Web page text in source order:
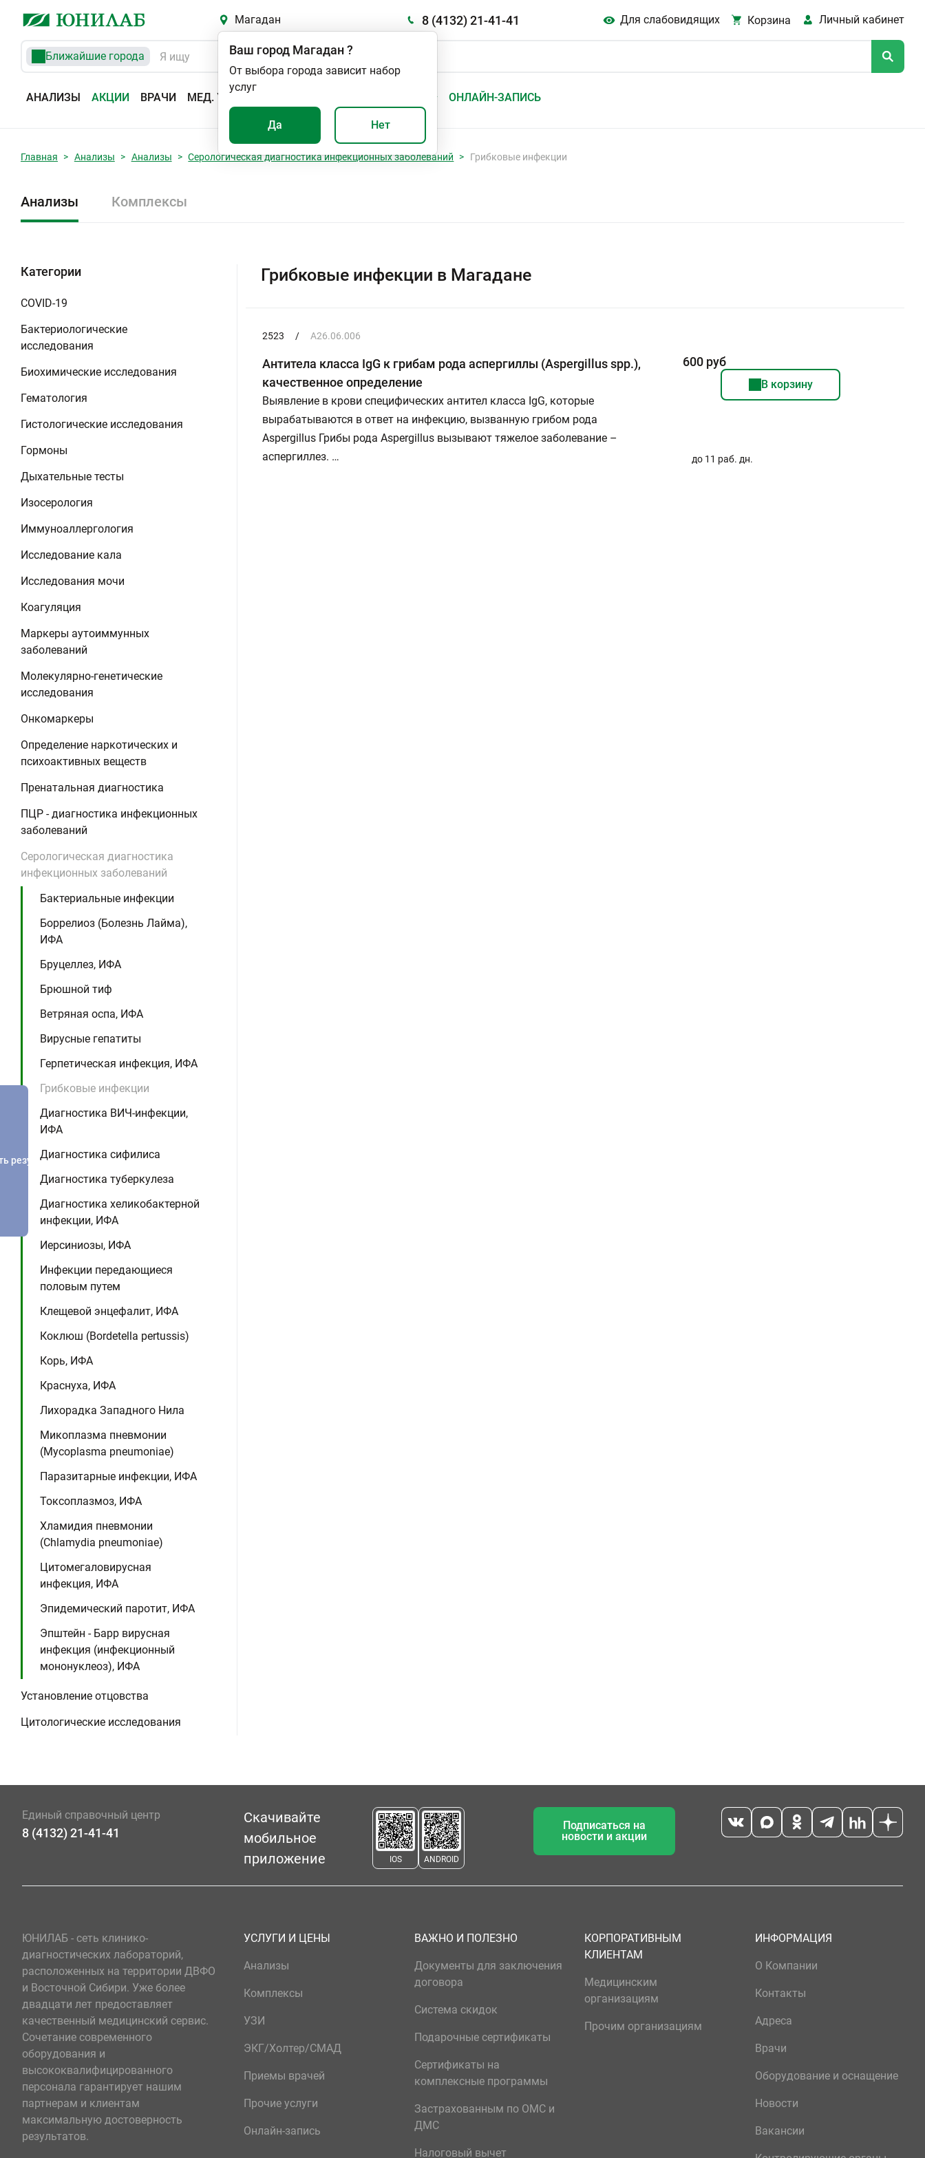
Магадан 8 (4132) 21-41-41 Для слабовидящих Корзина Личный кабинет
Ближайшие города
АНАЛИЗЫ АКЦИИ ВРАЧИ МЕД. УСЛУГИ ОНЛАЙН-ЗАПИСЬ
Ваш город Магадан?
От выбора города зависит набор
услуг
Да Нет
Главная Анализы Анализы Серологическая диагностика инфекционных заболеваний Грибковые инфекции
Анализы Комплексы
Категории
COVID-19
Бактериологические
исследования
Биохимические исследования
Гематология
Гистологические исследования
Гормоны
Дыхательные тесты
Изосерология
Иммуноаллергология
Исследование кала
Исследования мочи
Коагуляция
Маркеры аутоиммунных
заболеваний
Молекулярно-генетические
исследования
Онкомаркеры
Определение наркотических и
психоактивных веществ
Пренатальная диагностика
ПЦР - диагностика инфекционных
заболеваний
Серологическая диагностика
инфекционных заболеваний
Бактериальные инфекции
Боррелиоз (Болезнь Лайма),
ИФА
Бруцеллез, ИФА
Брюшной тиф
Ветряная оспа, ИФА
Вирусные гепатиты
Герпетическая инфекция, ИФА
Грибковые инфекции
Диагностика ВИЧ-инфекции,
ИФА
Диагностика сифилиса
Диагностика туберкулеза
Диагностика хеликобактерной
инфекции, ИФА
Иерсиниозы, ИФА
Инфекции передающиеся
половым путем
Клещевой энцефалит, ИФА
Коклюш (Bordetella pertussis)
Корь, ИФА
Краснуха, ИФА
Лихорадка Западного Нила
Микоплазма пневмонии
(Mycoplasma pneumoniae)
Паразитарные инфекции, ИФА
Токсоплазмоз, ИФА
Хламидия пневмонии
(Chlamydia pneumoniae)
Цитомегаловирусная
инфекция, ИФА
Эпидемический паротит, ИФА
Эпштейн - Барр вирусная
инфекция (инфекционный
мононуклеоз), ИФА
Установление отцовства
Цитологические исследования
Грибковые инфекции в Магадане
2523 / A26.06.006
Антитела класса IgG к грибам рода аспергиллы (Aspergillus spp.),
качественное определение
Выявление в крови специфических антител класса IgG, которые
вырабатываются в ответ на инфекцию, вызванную грибом рода
Aspergillus Грибы рода Aspergillus вызывают тяжелое заболевание –
аспергиллез. …
600 руб
В корзину
до 11 раб. дн.
результатов
Единый справочный центр
8 (4132) 21-41-41
Скачивайте
мобильное
приложение
IOS ANDROID
Подписаться на
новости и акции
ЮНИЛАБ - сеть клинико-
диагностических лабораторий,
расположенных на территории ДВФО
и Восточной Сибири. Уже более
двадцати лет предоставляет
качественный медицинский сервис.
Сочетание современного
оборудования и
высококвалифицированного
персонала гарантирует нашим
партнерам и клиентам
максимальную достоверность
результатов.
УСЛУГИ И ЦЕНЫ
Анализы
Комплексы
УЗИ
ЭКГ/Холтер/СМАД
Приемы врачей
Прочие услуги
Онлайн-запись
ВАЖНО И ПОЛЕЗНО
Документы для заключения
договора
Система скидок
Подарочные сертификаты
Сертификаты на
комплексные программы
Застрахованным по ОМС и
ДМС
Налоговый вычет
КОРПОРАТИВНЫМ
КЛИЕНТАМ
Медицинским
организациям
Прочим организациям
ИНФОРМАЦИЯ
О Компании
Контакты
Адреса
Врачи
Оборудование и оснащение
Новости
Вакансии